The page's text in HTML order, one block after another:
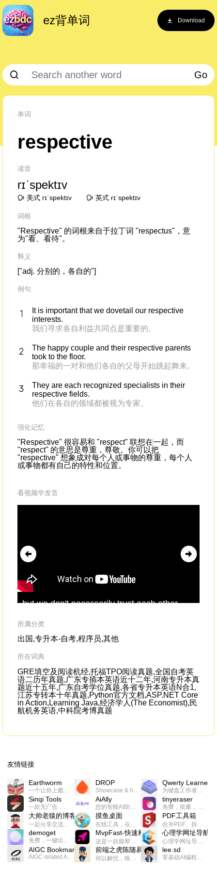
ez背单词 Download
Go
单词
respective
读音
rɪˈspektɪv
美式 rɪˈspektɪv 英式 rɪˈspektɪv
词根
"Respective" 的词根来自于拉丁词 "respectus"，意
为"看、看待"。
释义
["adj. 分别的，各自的"]
例句
It is important that we dovetail our respective
interests.
我们寻求各自利益共同点是重要的。
The happy couple and their respective parents
took to the floor.
那幸福的一对和他们各自的父母开始跳起舞来。
They are each recognized specialists in their
respective fields.
他们在各自的领域都被视为专家。
强化记忆
"Respective" 很容易和 "respect" 联想在一起，而
"respect" 的意思是尊重，尊敬。你可以把
"respective" 想象成对每个人或事物的尊重，每个人
或事物都有自己的特性和位置。
看视频学发音
but we don't necessarily trust each other
believe, looking at the modern workplace,
所属分类
出国,专升本-自考,程序员,其他
所在词典
GRE填空及阅读机经,托福TPO阅读真题,全国自考英
语二历年真题,广东专插本英语近十二年,河南专升本真
题近十五年,广东自考学位真题,各省专升本英语N合1,
江苏专转本十年真题,Python官方文档,ASP.NET Core
in Action,Learning Java,经济学人(The Economist),民
航机务英语,中科院考博真题
友情链接
Earthworm DROP Qwerty Learner
为键盘工作者设计的单词与肌肉记忆锻炼软件
Sinqi Tools AiAlly tinyeraser
大帅老猿的博客 摸鱼桌面 PDF工具箱
合并PDF、拆分PDF、旋转PDF、裁剪PDF、转换PDF、加密PDF、解密PDF、PDF加水印等多种PDF处理功能
demoget MvpFast-快速构建网站应用
这是一款能帮助你快速构建个人网站的应用，使用最新的前端技术栈，集成登录、鉴权、手机、邮箱、数据库、博客、文章、支付等等网站所需要的功能，你只需要花几个小时开发你的核心功能就可以上线，一次购买，永久拥有
心理学网址导航
AIGC Bookmarks 前端之虎陈随易 lee.sd